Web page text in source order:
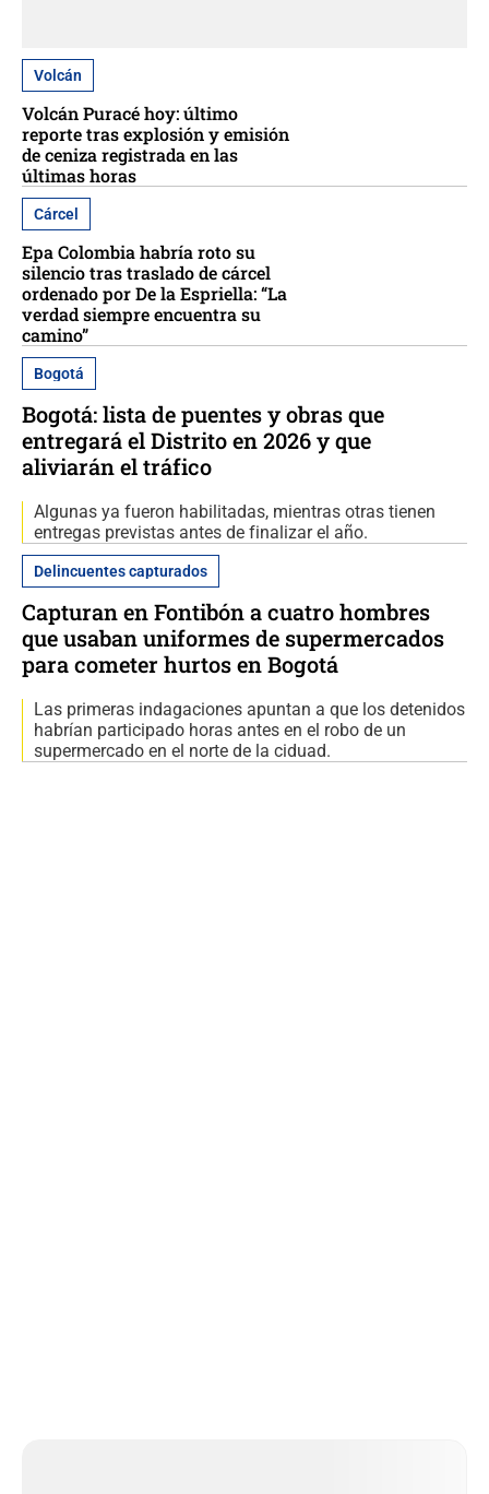
Volcán
Volcán Puracé hoy: último
reporte tras explosión y emisión
de ceniza registrada en las
últimas horas
Cárcel
Epa Colombia habría roto su
silencio tras traslado de cárcel
ordenado por De la Espriella: “La
verdad siempre encuentra su
camino”
Bogotá
Bogotá: lista de puentes y obras que
entregará el Distrito en 2026 y que
aliviarán el tráfico
Algunas ya fueron habilitadas, mientras otras tienen
entregas previstas antes de finalizar el año.
Delincuentes capturados
Capturan en Fontibón a cuatro hombres
que usaban uniformes de supermercados
para cometer hurtos en Bogotá
Las primeras indagaciones apuntan a que los detenidos
habrían participado horas antes en el robo de un
supermercado en el norte de la ciduad.